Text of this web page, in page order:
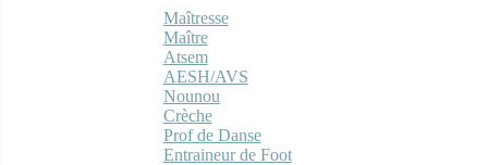
Maîtresse
Maître
Atsem
AESH/AVS
Nounou
Crèche
Prof de Danse
Entraineur de Foot